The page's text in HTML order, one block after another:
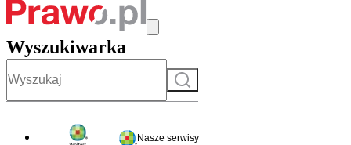
Wyszukiwarka
Szukaj
Nasze serwisy